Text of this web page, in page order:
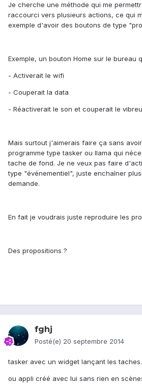
Je cherche une méthode qui me
raccourci vers plusieurs actions, ce qui
exemple d'avoir des boutons de type
Exemple, un bouton Home sur le bureau
- Activerait le wifi
- Couperait la data
- Réactiverait le son et couperait le
Mais surtout j'aimerais faire ça sans
programme type tasker ou llama qui
tache de fond. Je ne veux pas faire
type "événementiel", juste enchaîner
demande.
En fait je voudrais juste reproduire les
Des propositions ?
fghj
Posté(e) 20 septembre 2014
tasker avec un widget lançant les taches.
ou appli créé avec lui sans rien en